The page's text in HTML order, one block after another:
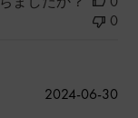
0
公
2024-06-30